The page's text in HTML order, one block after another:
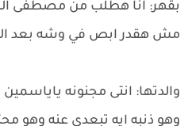
بقهر: انا هطلب من مصطفى
مش هقدر ابص في وشه بعد
والدتها: انتى مجنونه ياياسمين
وهو ذنبه ايه تبعدى عنه وهو